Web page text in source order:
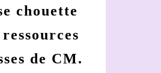
chouette
de CM.